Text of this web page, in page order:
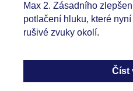
Max 2. Zásadního
potlačení hluku, které
rušivé zvuky okolí.
Číst